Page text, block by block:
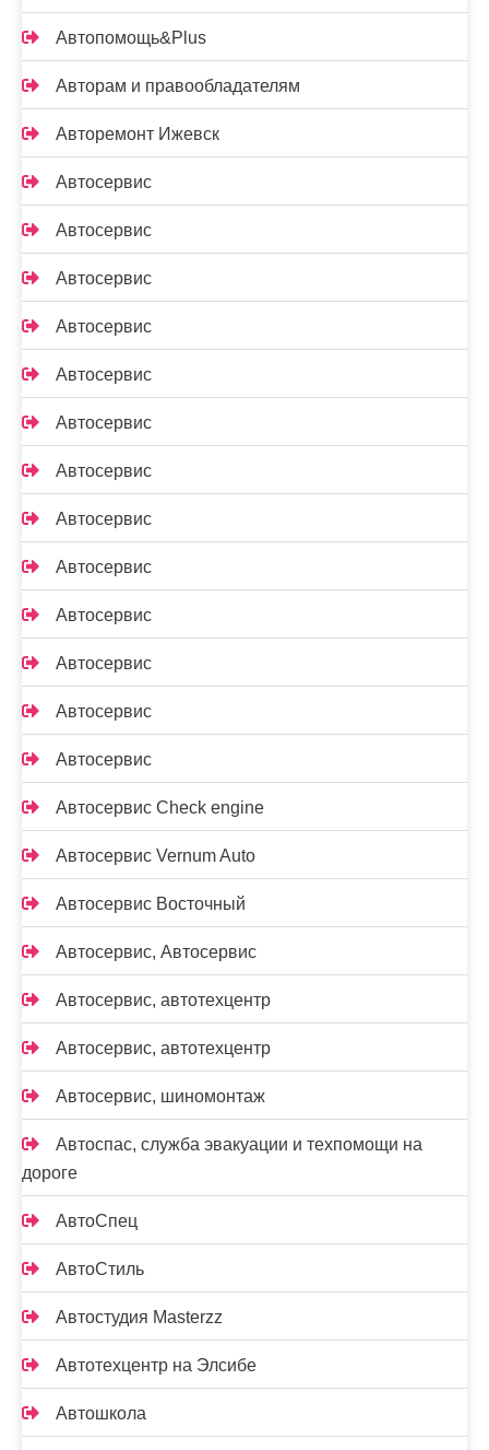
Автопомощь&Plus
Авторам и правообладателям
Авторемонт Ижевск
Автосервис
Автосервис
Автосервис
Автосервис
Автосервис
Автосервис
Автосервис
Автосервис
Автосервис
Автосервис
Автосервис
Автосервис
Автосервис
Автосервис Check engine
Автосервис Vernum Auto
Автосервис Восточный
Автосервис, Автосервис
Автосервис, автотехцентр
Автосервис, автотехцентр
Автосервис, шиномонтаж
Автоспас, служба эвакуации и техпомощи на
дороге
АвтоСпец
АвтоСтиль
Автостудия Masterzz
Автотехцентр на Элсибе
Автошкола